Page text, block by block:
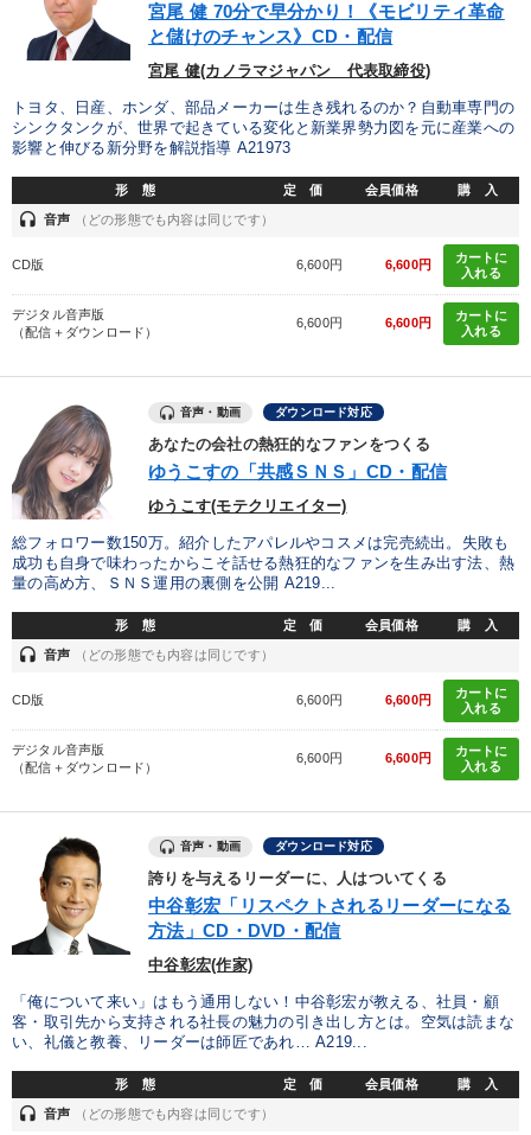
宮尾 健 70分で早分かり！《モビリティ革命
と儲けのチャンス》CD・配信
宮尾 健(カノラマジャパン 代表取締役)
トヨタ、日産、ホンダ、部品メーカーは生き残れるのか？自動車専門の
シンクタンクが、世界で起きている変化と新業界勢力図を元に産業への
影響と伸びる新分野を解説指導 A21973
形 態 定 価 会員価格 購 入
headset 音声 （どの形態でも内容は同じです）
CD版 6,600円 6,600円
カートに
入れる
デジタル音声版
（配信＋ダウンロード）
6,600円 6,600円
カートに
入れる
音声・動画 ダウンロード対応
あなたの会社の熱狂的なファンをつくる
ゆうこすの「共感ＳＮＳ」CD・配信
ゆうこす(モテクリエイター)
総フォロワー数150万。紹介したアパレルやコスメは完売続出。失敗も
成功も自身で味わったからこそ話せる熱狂的なファンを生み出す法、熱
量の高め方、ＳＮＳ運用の裏側を公開 A219...
形 態 定 価 会員価格 購 入
headset 音声 （どの形態でも内容は同じです）
CD版 6,600円 6,600円
カートに
入れる
デジタル音声版
（配信＋ダウンロード）
6,600円 6,600円
カートに
入れる
音声・動画 ダウンロード対応
誇りを与えるリーダーに、人はついてくる
中谷彰宏「リスペクトされるリーダーになる
方法」CD・DVD・配信
中谷彰宏(作家)
「俺について来い」はもう通用しない！中谷彰宏が教える、社員・顧
客・取引先から支持される社長の魅力の引き出し方とは。空気は読まな
い、礼儀と教養、リーダーは師匠であれ… A219...
形 態 定 価 会員価格 購 入
headset 音声 （どの形態でも内容は同じです）